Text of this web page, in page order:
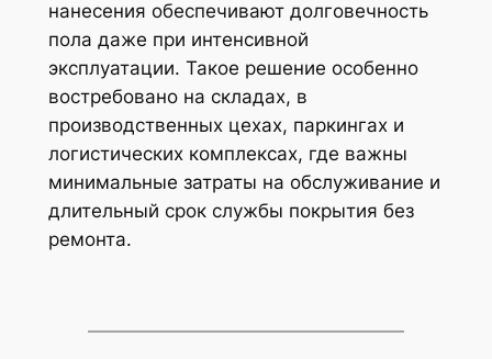
нанесения обеспечивают долговечность
пола даже при интенсивной
эксплуатации. Такое решение особенно
востребовано на складах, в
производственных цехах, паркингах и
логистических комплексах, где важны
минимальные затраты на обслуживание и
длительный срок службы покрытия без
ремонта.